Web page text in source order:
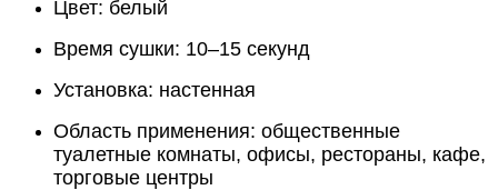
Цвет: белый
Время сушки: 10–15 секунд
Установка: настенная
Область применения: общественные
туалетные комнаты, офисы, рестораны, кафе,
торговые центры